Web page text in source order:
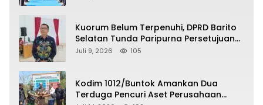
Kuorum Belum Terpenuhi, DPRD Barito
Selatan Tunda Paripurna Persetujuan
Raperda Pertanggungjawaban APBD
Juli 9, 2026 105
Kodim 1012/Buntok Amankan Dua
Terduga Pencuri Aset Perusahaan